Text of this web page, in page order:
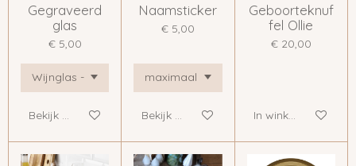
Gegraveerd
glas
€ 5,00
Bekijk details
Naamsticker
€ 5,00
Bekijk details
Geboorteknuf
fel Ollie
€ 20,00
In winkelwagen